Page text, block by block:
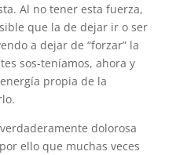
Al no tener esta fuerza,
que la de dejar ir o ser
a dejar de “forzar” la
sos-teníamos, ahora y
propia de la
dolorosa
ello que muchas veces